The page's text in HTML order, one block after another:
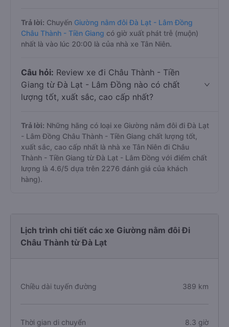
Trả lời: Chuyến Giường nằm đôi Đà Lạt - Lâm Đồng
Châu Thành - Tiền Giang có giờ xuất phát trễ (muộn)
nhất là vào lúc 20:00 là của nhà xe Tân Niên.
Câu hỏi: Review xe đi Châu Thành - Tiền
Giang từ Đà Lạt - Lâm Đồng nào có chất
lượng tốt, xuất sắc, cao cấp nhất?
Trả lời: Những hãng có loại xe Giường nằm đôi đi Đà Lạt
- Lâm Đồng Châu Thành - Tiền Giang chất lượng tốt,
xuất sắc, cao cấp nhất là nhà xe Tân Niên đi Châu
Thành - Tiền Giang từ Đà Lạt - Lâm Đồng với điểm chất
lượng là 4.6/5 dựa trên 2276 đánh giá của khách
hàng).
Lịch trình chi tiết các xe Giường nằm đôi Đi
Châu Thành từ Đà Lạt
Chiều dài tuyến đường 389 km
Thời gian di chuyển 8.3 giờ